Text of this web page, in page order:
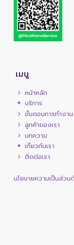
เมนู
หน้าหลัก
บริการ
ขั้นตอนการทำงาน
ลูกค้าของเรา
บทความ
เกี่ยวกับเรา
ติดต่อเรา
นโยบายความเป็นส่วน